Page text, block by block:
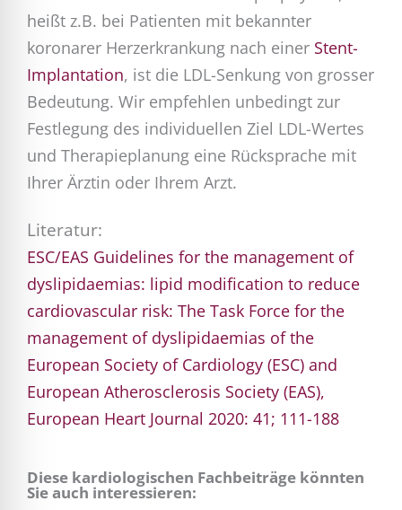
heißt z.B. bei Patienten mit bekannter
koronarer Herzerkrankung nach einer Stent-
Implantation, ist die LDL-Senkung von grosser
Bedeutung. Wir empfehlen unbedingt zur
Festlegung des individuellen Ziel LDL-Wertes
und Therapieplanung eine Rücksprache mit
Ihrer Ärztin oder Ihrem Arzt.
Literatur:
ESC/EAS Guidelines for the management of
dyslipidaemias: lipid modification to reduce
cardiovascular risk: The Task Force for the
management of dyslipidaemias of the
European Society of Cardiology (ESC) and
European Atherosclerosis Society (EAS),
European Heart Journal 2020: 41; 111-188
Diese kardiologischen Fachbeiträge könnten
Sie auch interessieren: